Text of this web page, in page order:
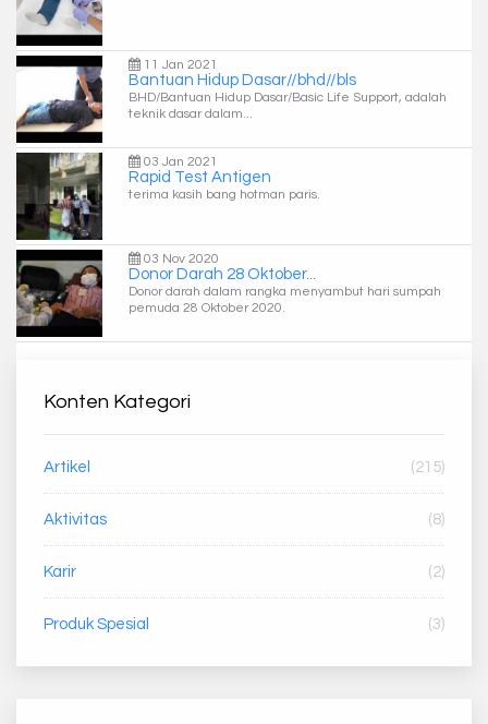
11 Jan 2021
Bantuan Hidup Dasar//bhd//bls
BHD/Bantuan Hidup Dasar/Basic Life Support, adalah
teknik dasar dalam...
03 Jan 2021
Rapid Test Antigen
terima kasih bang hotman paris.
03 Nov 2020
Donor Darah 28 Oktober...
Donor darah dalam rangka menyambut hari sumpah
pemuda 28 Oktober 2020.
Konten Kategori
Artikel (215)
Aktivitas (8)
Karir (2)
Produk Spesial (3)